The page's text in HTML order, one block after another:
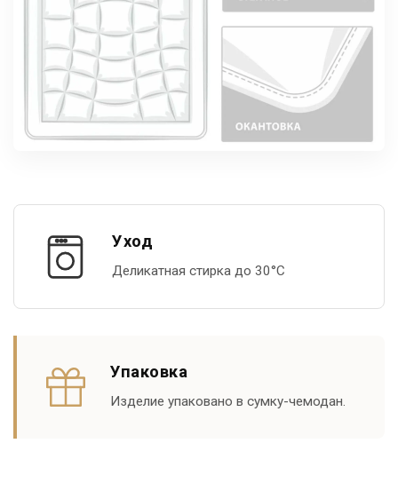
Уход
Деликатная стирка до 30°С
Упаковка
Изделие упаковано в сумку-чемодан.